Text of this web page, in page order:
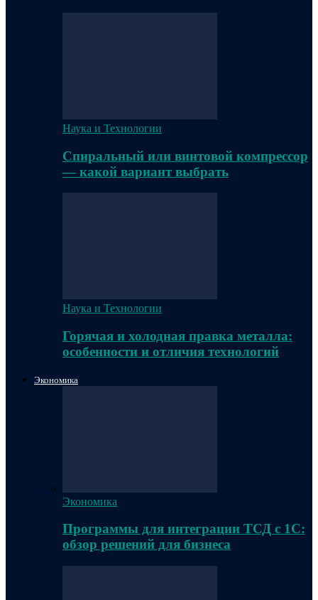
Наука и Технологии
Спиральный или винтовой компрессор
— какой вариант выбрать
Наука и Технологии
Горячая и холодная правка металла:
особенности и отличия технологий
Экономика
Экономика
Программы для интеграции ТСД с 1С:
обзор решений для бизнеса